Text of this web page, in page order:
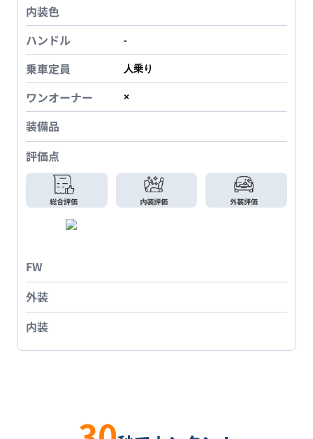
内装色
ハンドル
-
乗車定員 人乗り
ワンオーナー ×
装備品
評価点
FW
外装
内装